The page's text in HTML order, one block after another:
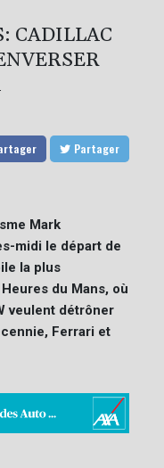
CADILLAC
Partager
Mark
midi le départ de
la plus
du Mans, où
veulent détrôner
Ferrari et